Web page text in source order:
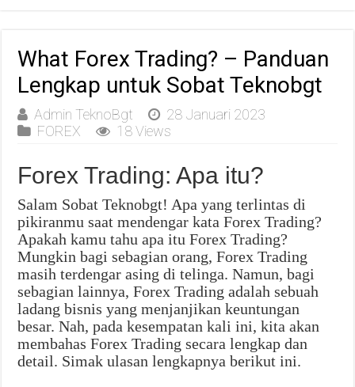
What Forex Trading? – Panduan
Lengkap untuk Sobat Teknobgt
Admin TeknoBgt
28 Januari 2023
FOREX
18 Views
Forex Trading: Apa itu?
Salam Sobat Teknobgt! Apa yang terlintas di
pikiranmu saat mendengar kata Forex Trading?
Apakah kamu tahu apa itu Forex Trading?
Mungkin bagi sebagian orang, Forex Trading
masih terdengar asing di telinga. Namun, bagi
sebagian lainnya, Forex Trading adalah sebuah
ladang bisnis yang menjanjikan keuntungan
besar. Nah, pada kesempatan kali ini, kita akan
membahas Forex Trading secara lengkap dan
detail. Simak ulasan lengkapnya berikut ini.